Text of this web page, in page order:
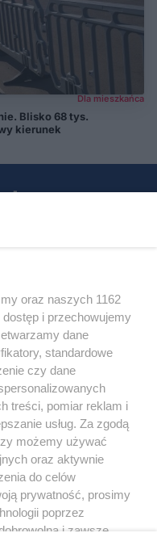
Dla mieszkańca
Blisko 68 tys.
kierunek
oraz naszych 1162
i przechowujemy
dane
standardowe
czy dane
treści, pomiar reklam i
usług. Za zgodą
możemy używać
oraz aktywnie
do celów
prywatność, prosimy
poprzez
i zawsze